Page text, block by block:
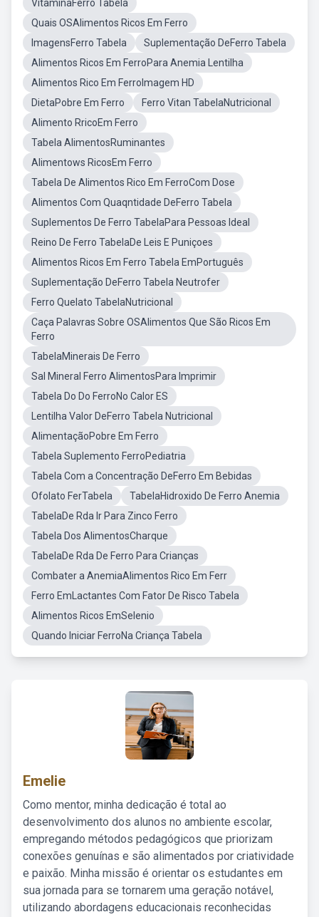
VitaminaFerro Tabela
Quais OSAlimentos Ricos Em Ferro
ImagensFerro Tabela
Suplementação DeFerro Tabela
Alimentos Ricos Em FerroPara Anemia Lentilha
Alimentos Rico Em FerroImagem HD
DietaPobre Em Ferro
Ferro Vitan TabelaNutricional
Alimento RricoEm Ferro
Tabela AlimentosRuminantes
Alimentows RicosEm Ferro
Tabela De Alimentos Rico Em FerroCom Dose
Alimentos Com Quaqntidade DeFerro Tabela
Suplementos De Ferro TabelaPara Pessoas Ideal
Reino De Ferro TabelaDe Leis E Puniçoes
Alimentos Ricos Em Ferro Tabela EmPortuguês
Suplementação DeFerro Tabela Neutrofer
Ferro Quelato TabelaNutricional
Caça Palavras Sobre OSAlimentos Que São Ricos Em
Ferro
TabelaMinerais De Ferro
Sal Mineral Ferro AlimentosPara Imprimir
Tabela Do Do FerroNo Calor ES
Lentilha Valor DeFerro Tabela Nutricional
AlimentaçãoPobre Em Ferro
Tabela Suplemento FerroPediatria
Tabela Com a Concentração DeFerro Em Bebidas
Ofolato FerTabela
TabelaHidroxido De Ferro Anemia
TabelaDe Rda Ir Para Zinco Ferro
Tabela Dos AlimentosCharque
TabelaDe Rda De Ferro Para Crianças
Combater a AnemiaAlimentos Rico Em Ferr
Ferro EmLactantes Com Fator De Risco Tabela
Alimentos Ricos EmSelenio
Quando Iniciar FerroNa Criança Tabela
Emelie
Como mentor, minha dedicação é total ao
desenvolvimento dos alunos no ambiente escolar,
empregando métodos pedagógicos que priorizam
conexões genuínas e são alimentados por criatividade
e paixão. Minha missão é orientar os estudantes em
sua jornada para se tornarem uma geração notável,
utilizando abordagens educacionais reconhecidas